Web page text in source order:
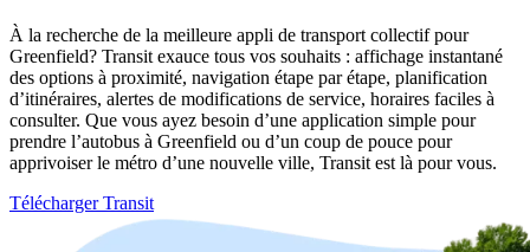
À la recherche de la meilleure appli de transport collectif pour
Greenfield? Transit exauce tous vos souhaits : affichage instantané
des options à proximité, navigation étape par étape, planification
d’itinéraires, alertes de modifications de service, horaires faciles à
consulter. Que vous ayez besoin d’une application simple pour
prendre l’autobus à Greenfield ou d’un coup de pouce pour
apprivoiser le métro d’une nouvelle ville, Transit est là pour vous.
Télécharger Transit